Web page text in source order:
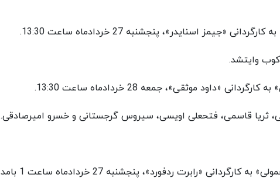
«جیمز اسنایدر»، پنجشنبه 27 خردادماه ساعت 13:30.
وایتشد.
«داود موثقی»، جمعه 28 خردادماه ساعت 13:30.
ثریا قاسمی، فتحعلی اویسی، سیروس گرجستانی و خسرو امیرصادقی.
«رابرت ردفورد»، پنجشنبه 27 خردادماه ساعت 1 بامداد.